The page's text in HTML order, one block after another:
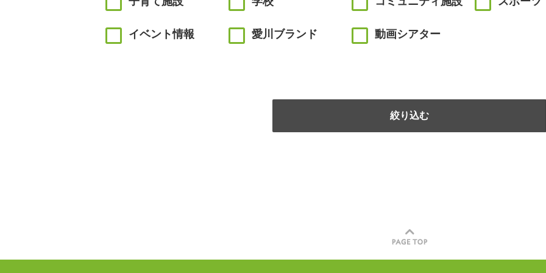
イベント情報 愛川ブランド 動画シアター